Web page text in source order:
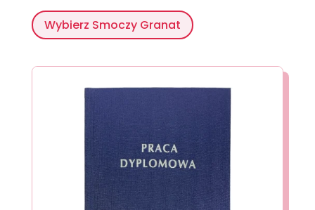
Wybierz Smoczy Granat